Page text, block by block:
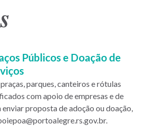
Públicos e Doação de
parques, canteiros e rótulas
com apoio de empresas e de
enviar proposta de adoção ou doação,